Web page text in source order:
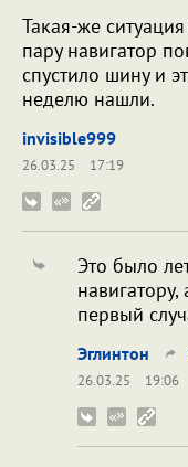
Такая-же
пару навигатор
спустило шину и
неделю нашли.
invisible999
26.03.25
17:19
Это было
первый
Эглинтон
26.03.25
19:06